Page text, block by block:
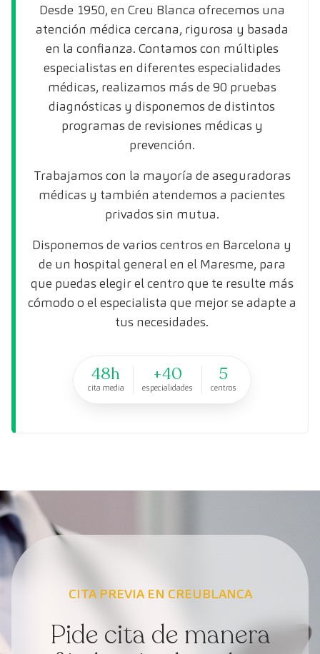
Desde 1950, en Creu Blanca ofrecemos una
atención médica cercana, rigurosa y basada
en la confianza. Contamos con múltiples
especialistas en diferentes especialidades
médicas, realizamos más de 90 pruebas
diagnósticas y disponemos de distintos
programas de revisiones médicas y
prevención.
Trabajamos con la mayoría de aseguradoras
médicas y también atendemos a pacientes
privados sin mutua.
Disponemos de varios centros en Barcelona y
de un hospital general en el Maresme, para
que puedas elegir el centro que te resulte más
cómodo o el especialista que mejor se adapte a
tus necesidades.
48h
cita media
+40
especialidades
5
centros
CITA PREVIA EN CREUBLANCA
Pide cita de manera